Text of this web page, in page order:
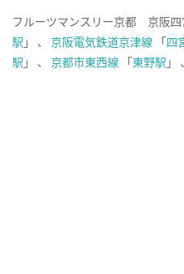
フルーツマンスリー京都 京阪四
駅 」 、 京阪電気鉄道京津線 「四
駅 」 、 京都市東西線 「東野駅 」